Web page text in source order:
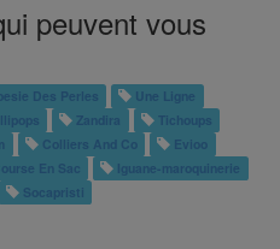
peuvent vous
Des Perles
Une Ligne
Zandira
Tichoups
Colliers And Co
Evioo
En Sac
Iguane-maroquinerie
Socapristi